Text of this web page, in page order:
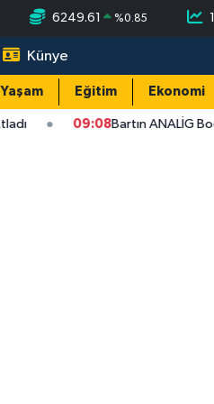
6249.61 %0.85
Künye
Yaşam Eğitim Ekonomi
09:08Bartın ANALİG Bocce